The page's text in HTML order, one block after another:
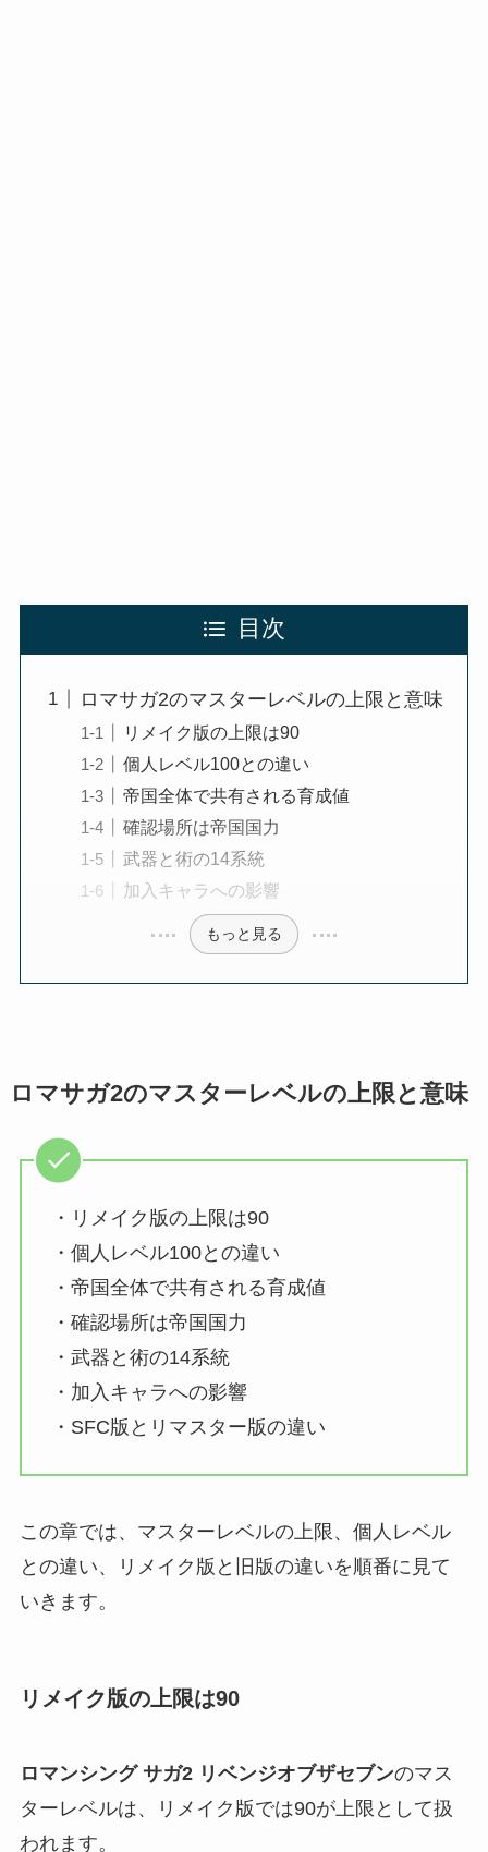
目次
ロマサガ2のマスターレベルの上限と意味
リメイク版の上限は90
個人レベル100との違い
帝国全体で共有される育成値
確認場所は帝国国力
武器と術の14系統
加入キャラへの影響
もっと見る
ロマサガ2のマスターレベルの上限と意味
・リメイク版の上限は90
・個人レベル100との違い
・帝国全体で共有される育成値
・確認場所は帝国国力
・武器と術の14系統
・加入キャラへの影響
・SFC版とリマスター版の違い
この章では、マスターレベルの上限、個人レベル
との違い、リメイク版と旧版の違いを順番に見て
いきます。
リメイク版の上限は90
ロマンシング サガ2 リベンジオブザセブンのマス
ターレベルは、リメイク版では90が上限として扱
われます。